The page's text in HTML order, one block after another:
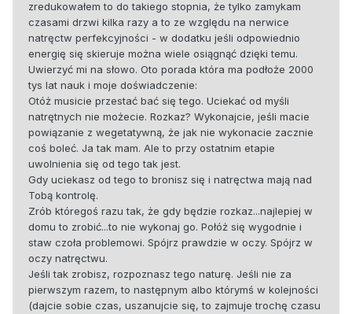
zredukowałem to do takiego stopnia, że tylko zamykam
czasami drzwi kilka razy a to ze względu na nerwice
natręctw perfekcyjności - w dodatku jeśli odpowiednio
energię się skieruje można wiele osiągnąć dzięki temu.
Uwierzyć mi na słowo. Oto porada która ma podłoże 2000
tys lat nauk i moje doświadczenie:
Otóż musicie przestać bać się tego. Uciekać od myśli
natrętnych nie możecie. Rozkaz? Wykonajcie, jeśli macie
powiązanie z wegetatywną, że jak nie wykonacie zacznie
coś boleć. Ja tak mam. Ale to przy ostatnim etapie
uwolnienia się od tego tak jest.
Gdy uciekasz od tego to bronisz się i natręctwa mają nad
Tobą kontrolę.
Zrób któregoś razu tak, że gdy będzie rozkaz...najlepiej w
domu to zrobić...to nie wykonaj go. Połóż się wygodnie i
staw czoła problemowi. Spójrz prawdzie w oczy. Spójrz w
oczy natręctwu.
Jeśli tak zrobisz, rozpoznasz tego naturę. Jeśli nie za
pierwszym razem, to następnym albo którymś w kolejności
(dajcie sobie czas, uszanujcie się, to zajmuje trochę czasu